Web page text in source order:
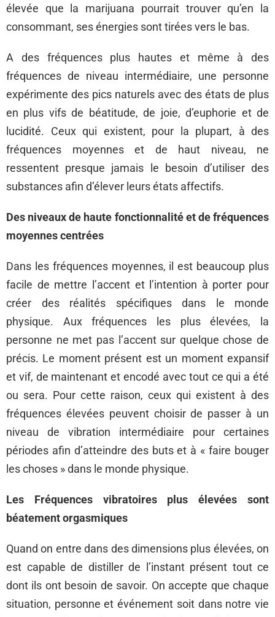
élevée que la marijuana pourrait trouver qu’en la
consommant, ses énergies sont tirées vers le bas.
A des fréquences plus hautes et même à des
fréquences de niveau intermédiaire, une personne
expérimente des pics naturels avec des états de plus
en plus vifs de béatitude, de joie, d’euphorie et de
lucidité. Ceux qui existent, pour la plupart, à des
fréquences moyennes et de haut niveau, ne
ressentent presque jamais le besoin d’utiliser des
substances afin d’élever leurs états affectifs.
Des niveaux de haute fonctionnalité et de fréquences
moyennes centrées
Dans les fréquences moyennes, il est beaucoup plus
facile de mettre l’accent et l’intention à porter pour
créer des réalités spécifiques dans le monde
physique. Aux fréquences les plus élevées, la
personne ne met pas l’accent sur quelque chose de
précis. Le moment présent est un moment expansif
et vif, de maintenant et encodé avec tout ce qui a été
ou sera. Pour cette raison, ceux qui existent à des
fréquences élevées peuvent choisir de passer à un
niveau de vibration intermédiaire pour certaines
périodes afin d’atteindre des buts et à « faire bouger
les choses » dans le monde physique.
Les Fréquences vibratoires plus élevées sont
béatement orgasmiques
Quand on entre dans des dimensions plus élevées, on
est capable de distiller de l’instant présent tout ce
dont ils ont besoin de savoir. On accepte que chaque
situation, personne et événement soit dans notre vie